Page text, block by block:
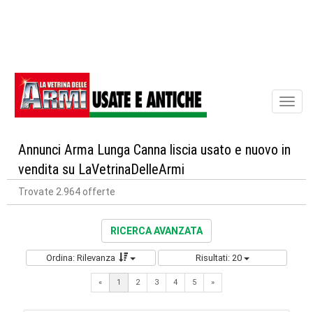
Annunci Arma Lunga Canna liscia usato e nuovo in
vendita su LaVetrinaDelleArmi
Trovate 2.964 offerte
RICERCA AVANZATA
Ordina: Rilevanza Risultati: 20
« 1 2 3 4 5 »Next